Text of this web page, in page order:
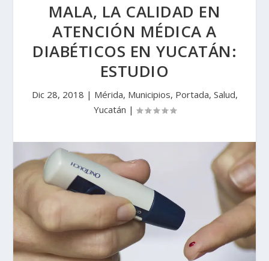
MALA, LA CALIDAD EN
ATENCIÓN MÉDICA A
DIABÉTICOS EN YUCATÁN:
ESTUDIO
Dic 28, 2018 | Mérida, Municipios, Portada, Salud,
Yucatán |